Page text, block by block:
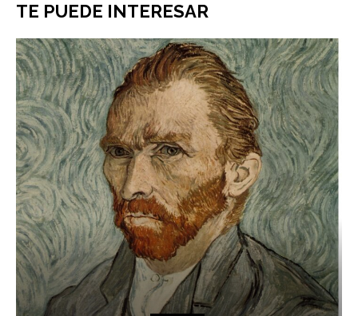
TE PUEDE INTERESAR